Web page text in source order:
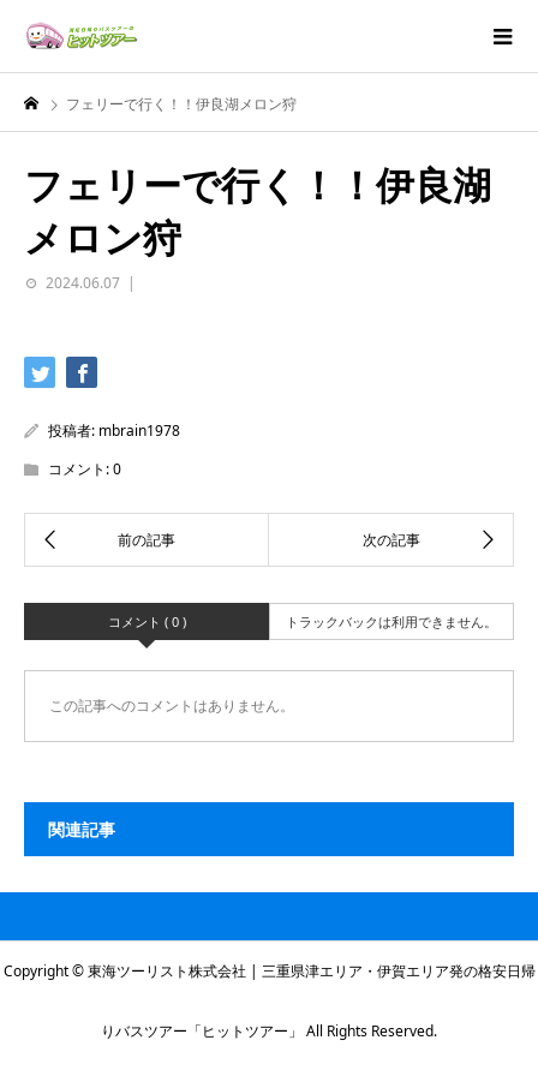
フェリーで行く！！伊良湖メロン狩
フェリーで行く！！伊良湖
メロン狩
2024.06.07
投稿者: mbrain1978
コメント:0
コメント ( 0 ) トラックバックは利用できません。
この記事へのコメントはありません。
関連記事
Copyright © 東海ツーリスト株式会社 | 三重県津エリア・伊賀エリア発の格安日帰
りバスツアー「ヒットツアー」 All Rights Reserved.